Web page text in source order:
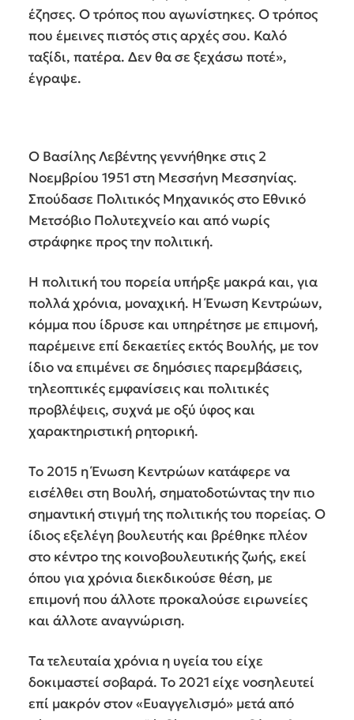
έζησες. Ο τρόπος που αγωνίστηκες. Ο τρόπος
που έμεινες πιστός στις αρχές σου. Καλό
ταξίδι, πατέρα. Δεν θα σε ξεχάσω ποτέ»,
έγραψε.
Ο Βασίλης Λεβέντης γεννήθηκε στις 2
Νοεμβρίου 1951 στη Μεσσήνη Μεσσηνίας.
Σπούδασε Πολιτικός Μηχανικός στο Εθνικό
Μετσόβιο Πολυτεχνείο και από νωρίς
στράφηκε προς την πολιτική.
Η πολιτική του πορεία υπήρξε μακρά και, για
πολλά χρόνια, μοναχική. Η Ένωση Κεντρώων,
κόμμα που ίδρυσε και υπηρέτησε με επιμονή,
παρέμεινε επί δεκαετίες εκτός Βουλής, με τον
ίδιο να επιμένει σε δημόσιες παρεμβάσεις,
τηλεοπτικές εμφανίσεις και πολιτικές
προβλέψεις, συχνά με οξύ ύφος και
χαρακτηριστική ρητορική.
Το 2015 η Ένωση Κεντρώων κατάφερε να
εισέλθει στη Βουλή, σηματοδοτώντας την πιο
σημαντική στιγμή της πολιτικής του πορείας. Ο
ίδιος εξελέγη βουλευτής και βρέθηκε πλέον
στο κέντρο της κοινοβουλευτικής ζωής, εκεί
όπου για χρόνια διεκδικούσε θέση, με
επιμονή που άλλοτε προκαλούσε ειρωνείες
και άλλοτε αναγνώριση.
Τα τελευταία χρόνια η υγεία του είχε
δοκιμαστεί σοβαρά. Το 2021 είχε νοσηλευτεί
επί μακρόν στον «Ευαγγελισμό» μετά από